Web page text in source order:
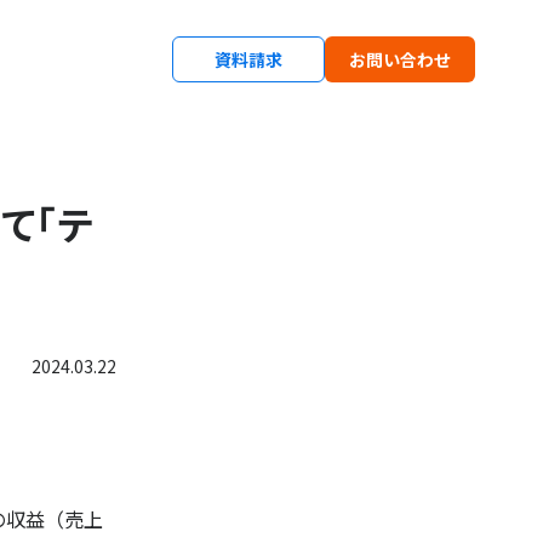
資料請求 お問い合わせ
テ
2024.03.22
益（売上